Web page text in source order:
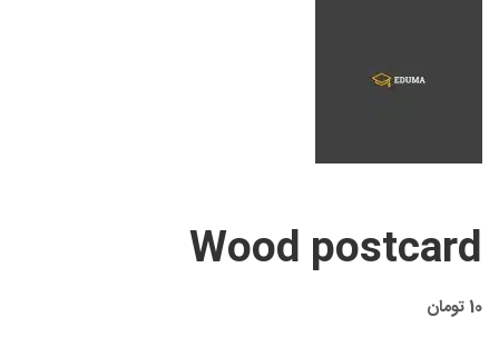
Wood postcard
10تومان